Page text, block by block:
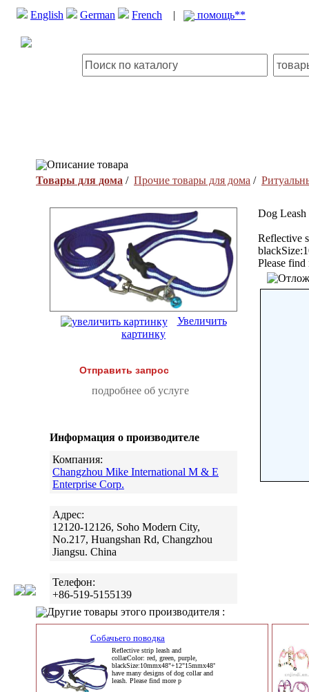
English German French | помощь**
Описание товара
Товары для дома / Прочие товары для дома /
Увеличить
картинку
Отправить запрос
подробнее об услуге
Информация о производителе
Компания:
Changzhou Mike International M & E
Enterprise Corp.
Адрес:
12120-12126, Soho Modern City,
No.217, Huangshan Rd, Changzhou
Jiangsu. China
Телефон:
+86-519-5155139
Dog Leash
Reflective
Please
Другие товары этого производителя :
Собачьего поводка
Reflective strip leash and
collarColor: red, green, purple,
blackSize:10mmx48"+12"15mmx48"+16"20mmx48"+18"We
have many designs of dog collar and
leash. Please find more p